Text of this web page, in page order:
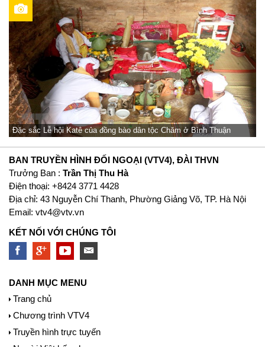
Đặc sắc Lễ hội Katê của đồng bào dân tộc Chăm ở Bình Thuận
BAN TRUYỀN HÌNH ĐỐI NGOẠI (VTV4), ĐÀI THVN
Trưởng Ban : Trần Thị Thu Hà
Ðiện thoại: +8424 3771 4428
Địa chỉ: 43 Nguyễn Chí Thanh, Phường Giảng Võ, TP. Hà Nội
Email: vtv4@vtv.vn
KẾT NỐI VỚI CHÚNG TÔI
DANH MỤC MENU
Trang chủ
Chương trình VTV4
Truyền hình trực tuyến